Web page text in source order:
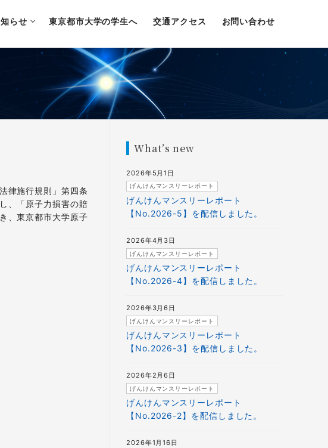
らせ 東京都市大学の学生へ 交通アクセス お問い合わせ
律施行規則」第四条
、「原子力損害の賠
、東京都市大学原子
What’s new
げんけんマンスリーレポート
【No.2026-5】を配信しました。
げんけんマンスリーレポート
2026年5月1日
げんけんマンスリーレポート
【No.2026-4】を配信しました。
げんけんマンスリーレポート
2026年4月3日
げんけんマンスリーレポート
【No.2026-3】を配信しました。
げんけんマンスリーレポート
2026年3月6日
げんけんマンスリーレポート
【No.2026-2】を配信しました。
げんけんマンスリーレポート
2026年2月6日
2026年1月16日